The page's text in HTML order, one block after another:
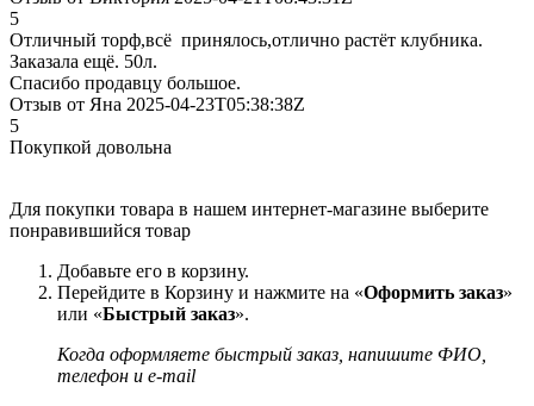
5
Отличный торф,всё принялось,отлично растёт клубника.
Заказала ещё. 50л.
Спасибо продавцу большое.
Отзыв от Яна 2025-04-23T05:38:38Z
5
Покупкой довольна
Для покупки товара в нашем интернет-магазине выберите
понравившийся товар
Добавьте его в корзину.
Перейдите в Корзину и нажмите на «Оформить заказ»
или «Быстрый заказ».
Когда оформляете быстрый заказ, напишите ФИО,
телефон и e-mail